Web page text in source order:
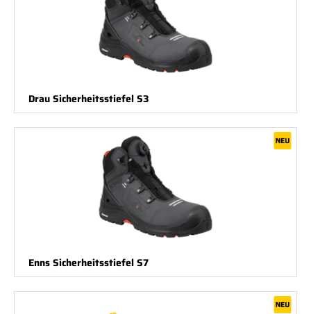
Drau Sicherheitsstiefel S3
Enns Sicherheitsstiefel S7